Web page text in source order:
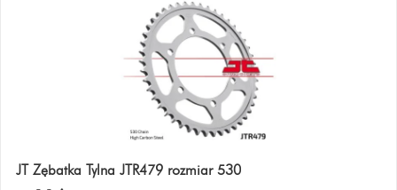
JT Zębatka Tylna JTR479 rozmiar 530